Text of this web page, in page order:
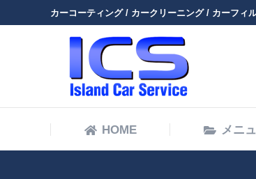
カーコーティング / カークリーニング / カーフィ
HOME メニ